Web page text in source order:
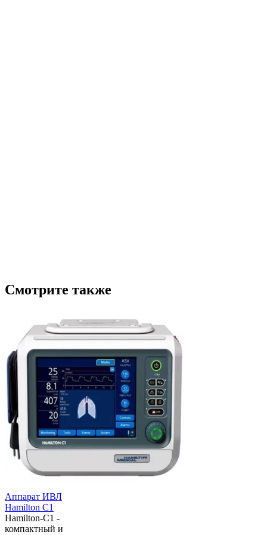
Смотрите также
Аппарат ИВЛ
Hamilton C1
Hamilton-C1 -
компактный и